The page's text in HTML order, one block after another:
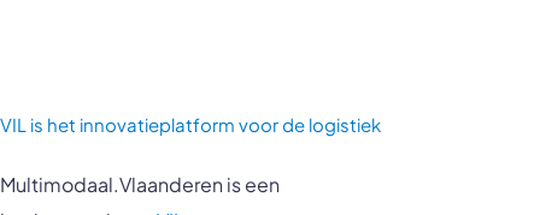
VIL is het innovatieplatform voor de logistiek
Multimodaal.Vlaanderen is een